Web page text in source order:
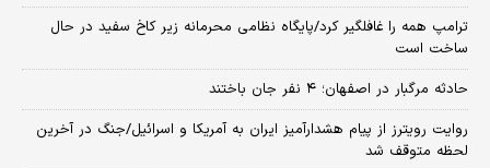
ترامپ همه را غافلگیر کرد/پایگاه نظامی محرمانه زیر کاخ سفید در حال
ساخت است
حادثه مرگبار در اصفهان؛ ۴ نفر جان باختند
روایت رویترز از پیام هشدارآمیز ایران به آمریکا و اسرائیل/جنگ در آخرین
لحظه متوقف شد